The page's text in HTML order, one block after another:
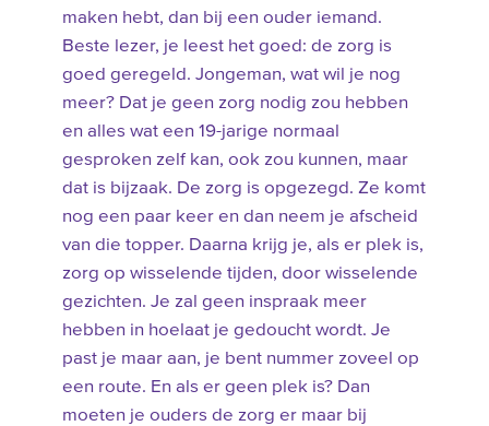
maken hebt, dan bij een ouder iemand.
Beste lezer, je leest het goed: de zorg is
goed geregeld. Jongeman, wat wil je nog
meer? Dat je geen zorg nodig zou hebben
en alles wat een 19-jarige normaal
gesproken zelf kan, ook zou kunnen, maar
dat is bijzaak. De zorg is opgezegd. Ze komt
nog een paar keer en dan neem je afscheid
van die topper. Daarna krijg je, als er plek is,
zorg op wisselende tijden, door wisselende
gezichten. Je zal geen inspraak meer
hebben in hoelaat je gedoucht wordt. Je
past je maar aan, je bent nummer zoveel op
een route. En als er geen plek is? Dan
moeten je ouders de zorg er maar bij